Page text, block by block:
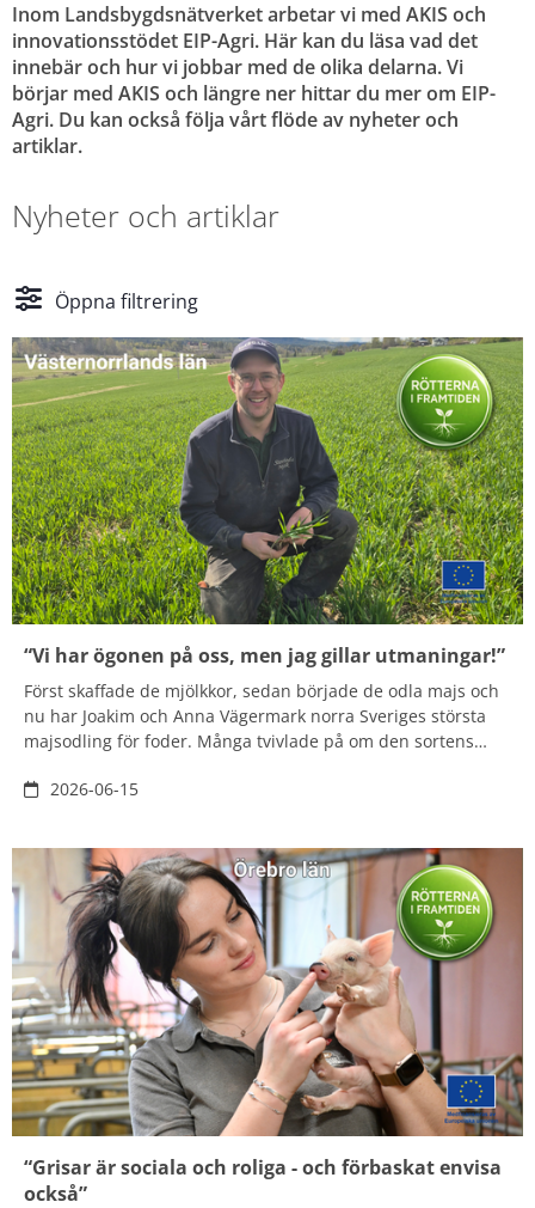
Inom Landsbygdsnätverket arbetar vi med AKIS och
innovationsstödet EIP-Agri. Här kan du läsa vad det
innebär och hur vi jobbar med de olika delarna. Vi
börjar med AKIS och längre ner hittar du mer om EIP-
Agri. Du kan också följa vårt flöde av nyheter och
artiklar.
Nyheter och artiklar
Öppna filtrering
“Vi har ögonen på oss, men jag gillar utmaningar!”
Först skaffade de mjölkkor, sedan började de odla majs och
nu har Joakim och Anna Vägermark norra Sveriges största
majsodling för foder. Många tvivlade på om den sortens
har överbevisat skeptikerna.
2026-06-15
“Grisar är sociala och roliga - och förbaskat envisa
också”